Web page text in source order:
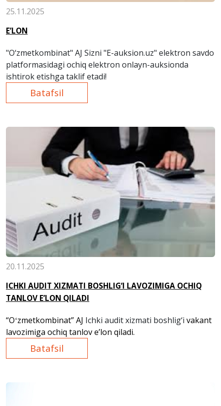
25.11.2025
E’LON
"O‘zmetkombinat" AJ Sizni "E-auksion.uz" elektron savdo
platformasidagi ochiq elektron onlayn-auksionda
ishtirok etishga taklif etadi!
Batafsil
20.11.2025
ICHKI AUDIT XIZMATI BOSHLIG‘I LAVOZIMIGA OCHIQ
TANLOV E’LON QILADI
“Oʻzmetkombinat” AJ Ichki audit xizmati boshlig‘i vakant
lavozimiga ochiq tanlov e’lon qiladi.
Batafsil